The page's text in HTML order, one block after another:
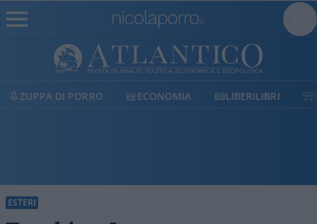
ECONOMIA LIBERILIBRI SHOP SOSTIENICI
ESTERI